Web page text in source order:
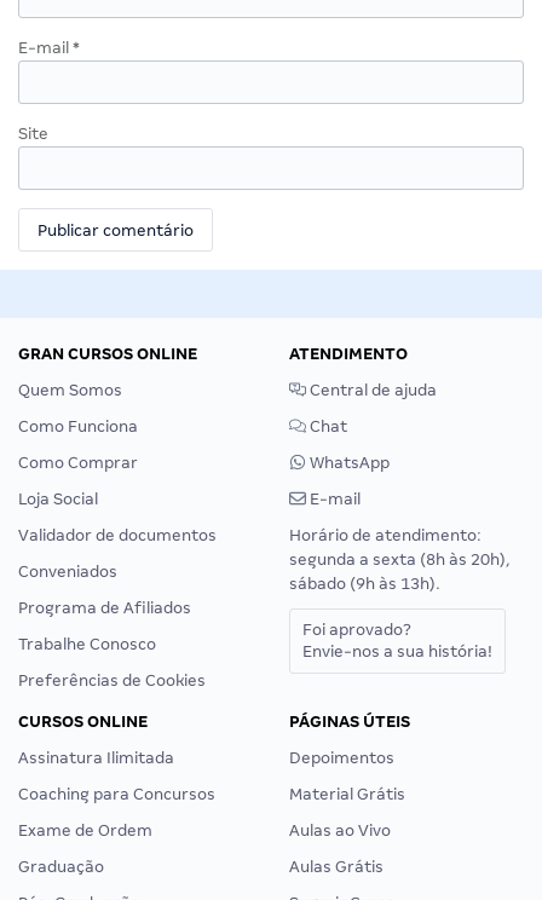
E-mail *
Site
GRAN CURSOS ONLINE
Quem Somos
Como Funciona
Como Comprar
Loja Social
Validador de documentos
Conveniados
Programa de Afiliados
Trabalhe Conosco
Preferências de Cookies
ATENDIMENTO
Central de ajuda
Chat
WhatsApp
E-mail
Horário de atendimento:
segunda a sexta (8h às 20h),
sábado (9h às 13h).
Foi aprovado?
Envie-nos a sua história!
CURSOS ONLINE
Assinatura Ilimitada
Coaching para Concursos
Exame de Ordem
Graduação
PÁGINAS ÚTEIS
Depoimentos
Material Grátis
Aulas ao Vivo
Aulas Grátis